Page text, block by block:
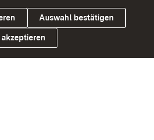
Auswahl bestätigen